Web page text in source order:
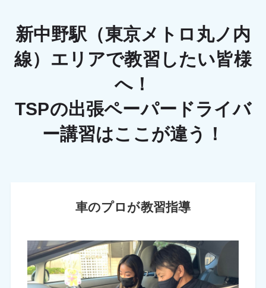
新中野駅（東京メトロ丸ノ内
線）エリアで教習したい皆様
へ！
TSPの出張ペーパードライバ
ー講習はここが違う！
車のプロが教習指導